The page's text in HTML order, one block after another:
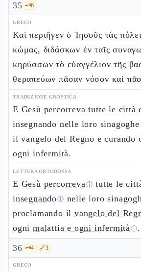
35 🗝️6
GRECO
Καὶ περιῆγεν ὁ Ἰησοῦς τὰς
κώμας, διδάσκων ἐν ταῖς
κηρύσσων τὸ εὐαγγέλιον τῆς
θεραπεύων πᾶσαν νόσον καὶ
TRADUZIONE GNOSTICA
E Gesù percorreva tutte le
insegnando nelle loro
il vangelo del Regno e curando
ogni infermità.
LETTURA ORTODOSSA
E Gesù percorrevaⓘ tutte le
insegnandoⓘ nelle loro
proclamando ilvangelo del
ogni malattia e ogni infermitàⓘ.
36 🗝️4 🔗3
GRECO